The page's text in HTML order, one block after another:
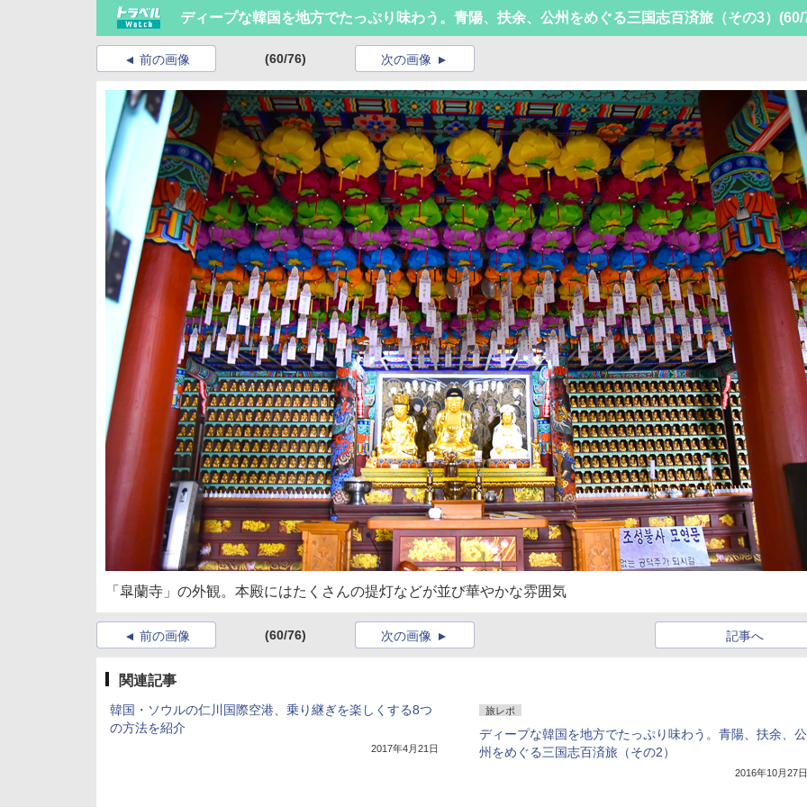
ディープな韓国を地方でたっぷり味わう。青陽、扶余、公州をめぐる三国志百済旅（その3） (60/
前の画像 (60/76) 次の画像
「皐蘭寺」の外観。本殿にはたくさんの提灯などが並び華やかな雰囲気
前の画像 (60/76) 記事へ
次の画像
関連記事
韓国・ソウルの仁川国際空港、乗り継ぎを楽しくする8つ
の方法を紹介
2017年4月21日
旅レポ
ディープな韓国を地方でたっぷり味わう。青陽、扶余、公
州をめぐる三国志百済旅（その2）
2016年10月27日